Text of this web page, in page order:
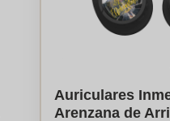
Auriculares
Arenzana de